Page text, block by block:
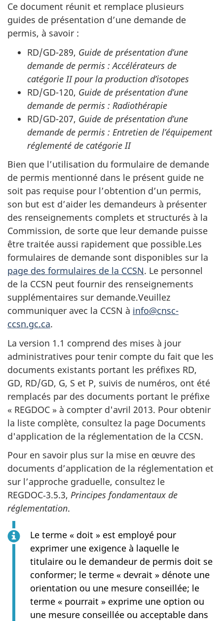
Ce document réunit et remplace plusieurs
guides de présentation d’une demande de
permis, à savoir :
RD/GD-289, Guide de présentation d’une
demande de permis : Accélérateurs de
catégorie II pourla production d’isotopes
RD/GD-120, Guide de présentation d’une
demande de permis : Radiothérapie
RD/GD-207, Guide de présentation d’une
demande de permis : Entretien de l’équipement
réglementé de catégorie II
Bien que l’utilisation du formulaire de demande
de permis mentionné dans le présent guide ne
soit pas requise pour l’obtention d’un permis,
son but est d’aider les demandeurs à présenter
des renseignements complets et structurés à la
Commission, de sorte que leur demande puisse
être traitée aussi rapidement que possible.Les
formulaires de demande sont disponibles sur la
page des formulaires de la CCSN. Le personnel
de la CCSN peut fournir des renseignements
supplémentaires sur demande.Veuillez
communiquer avec la CCSN à info@cnsc-
ccsn.gc.ca.
La version 1.1 comprend des mises à jour
administratives pour tenir compte du fait que les
documents existants portant les préfixes RD,
GD, RD/GD, G, S et P, suivis de numéros, ont été
remplacés par des documents portant le préfixe
« REGDOC » à compter d'avril 2013. Pour obtenir
la liste complète, consultez la page Documents
d'application de la réglementation de la CCSN.
Pour en savoir plus sur la mise en œuvre des
documents d’application de la réglementation et
sur l’approche graduelle, consultez le
REGDOC‑3.5.3, Principes fondamentaux de
réglementation.
Le terme « doit » est employé pour
exprimer une exigence à laquelle le
titulaire ou le demandeur de permis doit se
conformer; le terme « devrait » dénote une
orientation ou une mesure conseillée; le
terme « pourrait » exprime une option ou
une mesure conseillée ou acceptable dans